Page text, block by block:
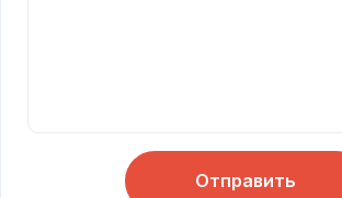
Отправить